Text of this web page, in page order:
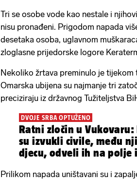
Tri se osobe vode kao nestale i
nisu pronađeni. Prigodom napada
desetaka osoba, uglavnom
zloglasne prijedorske logore
Nekoliko žrtava preminulo je
Omarska ubijena su najmanje tri
preciziraju iz državnog Tužiteljstva
DVOJE SRBA OPTUŽENO
Ratni zločin u Vukovaru:
su izvukli civile, među
djecu, odveli ih na polje
Prilikom napada uništavani su i